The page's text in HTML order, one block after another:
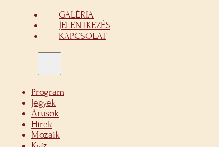
GALÉRIA
JELENTKEZÉS
KAPCSOLAT
Program
Jegyek
Árusok
Hírek
Mozaik